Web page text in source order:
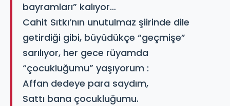
bayramları” kalıyor…
Cahit Sıtkı’nın unutulmaz şiirinde dile
getirdiği gibi, büyüdükçe “geçmişe”
sarılıyor, her gece rüyamda
“çocukluğumu” yaşıyorum :
Affan dedeye para saydım,
Sattı bana çocukluğumu.